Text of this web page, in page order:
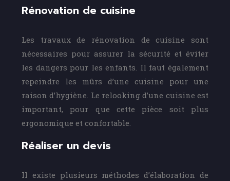
Rénovation de cuisine
Les travaux de rénovation de cuisine sont
nécessaires pour assurer la sécurité et éviter
les dangers pour les enfants. Il faut également
repeindre les mûrs d’une cuisine pour une
raison d’hygiène. Le relooking d’une cuisine est
important, pour que cette pièce soit plus
ergonomique et confortable.
Réaliser un devis
Il existe plusieurs méthodes d’élaboration de